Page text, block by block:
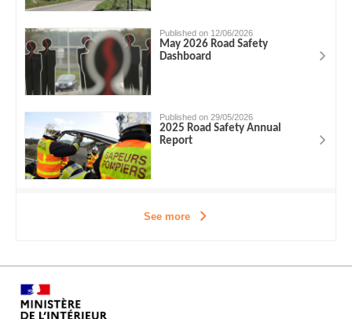
Published on 12/06/2026
May 2026 Road Safety
Dashboard
Published on 29/05/2026
2025 Road Safety Annual
Report
See more